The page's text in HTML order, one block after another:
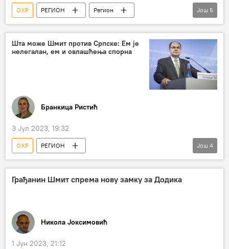
ОХР РЕГИОН
Регион
Регион – политика
Република Српска (РС)
Милорад Додик
оптужница
Кристијан Шмит
Још 5
Шта може Шмит против Српске: Ем је
нелегалан, ем и овлашћења спорна
Бранкица Ристић
3 Јул 2023, 19:32
ОХР
РЕГИОН
Босна и Херцеговина (БиХ)
Република Српска (РС)
Кристијан Шмит
Још 4
Грађанин Шмит спрема нову замку за Додика
Никола Јоксимовић
1 Јун 2023, 21:12